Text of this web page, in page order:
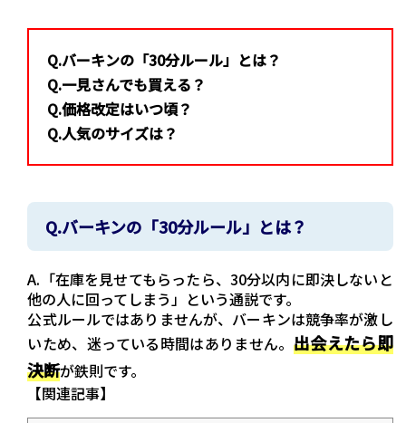
Q.バーキンの「30分ルール」とは？
Q.一見さんでも買える？
Q.価格改定はいつ頃？
Q.人気のサイズは？
Q.バーキンの「30分ルール」とは？
A.「在庫を見せてもらったら、30分以内に即決しないと
他の人に回ってしまう」という通説です。
公式ルールではありませんが、バーキンは競争率が激し
いため、迷っている時間はありません。 出会えたら即
決断が鉄則です。
【関連記事】